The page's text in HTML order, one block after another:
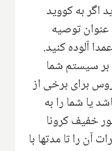
اگر به کووید
عنوان توصیه
آلوده کنید.
سیستم شما
برای برخی از
یا شما را به
خفیف کرونا
آن را تا مدتها با